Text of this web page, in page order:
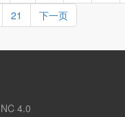
21 下一页
4.0